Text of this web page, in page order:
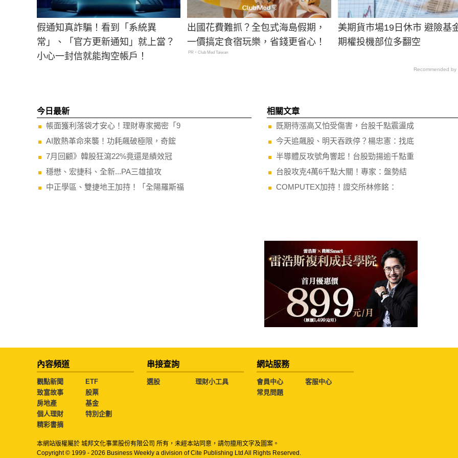
假通知真詐騙！看到「系統異
常」、「官方更新通知」就上當？
小心一封信就能掏空帳戶！
出國花費難抓？全包式海島假期，
一價搞定食宿玩樂，省錢更省心！
PR・Club Med Taiwan
美期貨市場19日休市 避險基
期權投機部位多翻空
Recommended by
今日最新
帳面獲利落袋才安心！理財專家揭密「9
AI散熱革命來襲！功耗飆破極限，奇鋐
7月回顧》韓股狂瀉22%竟還是績效冠
穩懋、宏捷科、全新...PA三雄搶攻
中正學區、雙捷地王加持！「全陽羅斯福
相關文章
既期待漲高又怕受傷害，台股千點震盪成
今天追飆股、明天吞跌停？楊忠憲：找底
半導體反攻號角響起！台股勁揚逾千點重
台股攻克4萬6千點大關！專家：盤勢結
COMPUTEX加持！證交所林修銘：
內容頻道
觀點新聞
ETF
致富故事
股票
房地產
基金
個人理財
特別企劃
精彩書摘
串接查詢
選股 理財小工具
網站服務
會員中心
客服中心
常見問題
本網站版權屬於 城邦文化事業股份有限公司 所有，未經本站同意，請勿擅用文字及圖案。
Copyright © 1999 - 2026 Business Weekly a division of Cite Publishing Ltd All Rights Reserved.